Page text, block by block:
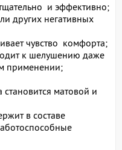
и эффективно;
других негативных
чувство комфорта;
к шелушению даже
применении;
матовой и
в составе